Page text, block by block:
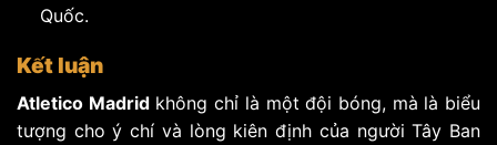
Quốc.
Kết luận
Atletico Madridkhông chỉ là một đội bóng, mà là biểu
tượng cho ý chí và lòng kiên định của người Tây Ban